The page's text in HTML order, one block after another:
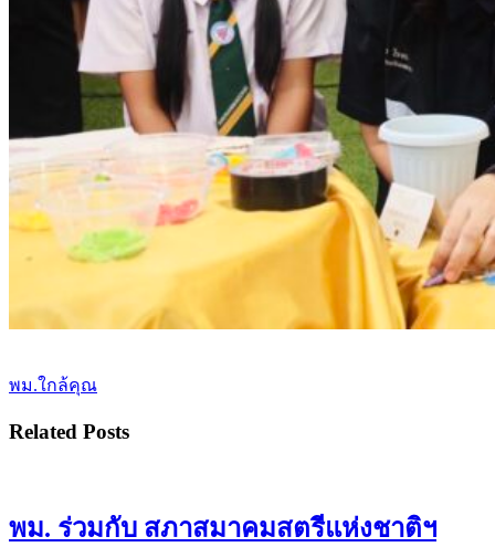
พม.ใกล้คุณ
Related Posts
พม. ร่วมกับ สภาสมาคมสตรีแห่งชาติฯ